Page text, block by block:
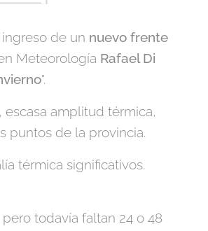
de un nuevo frente
Meteorología Rafael Di
".
, escasa amplitud térmica,
puntos de la provincia.
térmica significativos.
todavía faltan 24 o 48